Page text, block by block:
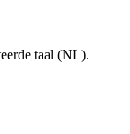
taal (NL).